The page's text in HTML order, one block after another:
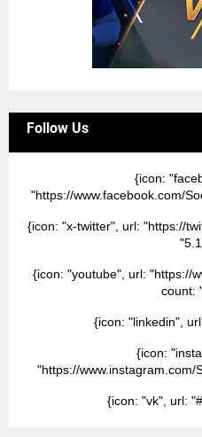
Follow Us
{icon:
"https://www.facebook.com/
{icon: "x-twitter", url: "https://
{icon: "youtube", url: "https://
count:
{icon: "linkedin",
{icon:
"https://
{icon: "vk", url: